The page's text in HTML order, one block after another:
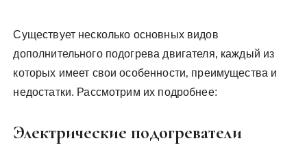
Существует несколько основных видов
дополнительного подогрева двигателя‚ каждый из
которых имеет свои особенности‚ преимущества и
недостатки. Рассмотрим их подробнее:
Электрические подогреватели